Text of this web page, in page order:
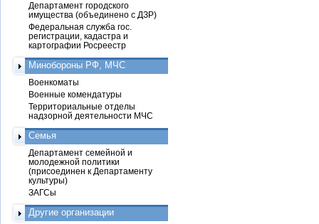
Департамент городского
имущества (объединено с ДЗР)
Федеральная служба гос.
регистрации, кадастра и
картографии Росреестр
Минобороны РФ, МЧС
Военкоматы
Военные комендатуры
Территориальные отделы
надзорной деятельности МЧС
Семья
Департамент семейной и
молодежной политики
(присоединен к Департаменту
культуры)
ЗАГСы
Другие организации